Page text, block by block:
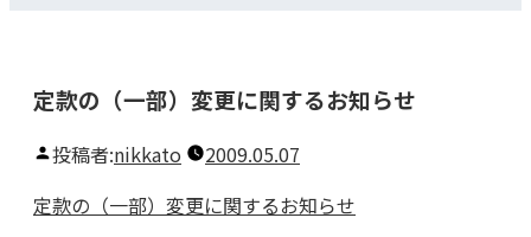
定款の（一部）変更に関するお知らせ
投稿者:nikkato
2009.05.07
定款の（一部）変更に関するお知らせ